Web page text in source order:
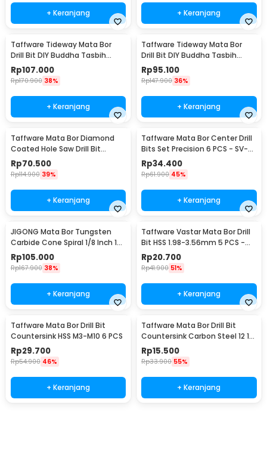
+ Keranjang + Keranjang
Taffware Tideway Mata Bor
Drill Bit DIY Buddha Tasbih
Beads 2mm 2 PCS 8mm
Rp107.000
Rp170.900 38%
+ Keranjang
Taffware Tideway Mata Bor
Drill Bit DIY Buddha Tasbih
Beads 2mm 2 PCS 12mm
Rp95.100
Rp147.900 36%
+ Keranjang
Taffware Mata Bor Diamond
Coated Hole Saw Drill Bit
6mm-50mm 15 PCS - GJ0105
Rp70.500
Rp114.900 39%
+ Keranjang
Taffware Mata Bor Center Drill
Bits Set Precision 6 PCS - SV-
VDB25
Rp34.400
Rp61.900 45%
+ Keranjang
JIGONG Mata Bor Tungsten
Carbide Cone Spiral 1/8 Inch 10
PCS - JG8
Rp105.000
Rp167.900 38%
+ Keranjang
Taffware Vastar Mata Bor Drill
Bit HSS 1.98-3.56mm 5 PCS -
SV-VDB26
Rp20.700
Rp41.900 51%
+ Keranjang
Taffware Mata Bor Drill Bit
Countersink HSS M3-M10 6 PCS
Rp29.700
Rp54.900 46%
+ Keranjang
Taffware Mata Bor Drill Bit
Countersink Carbon Steel 12 16
19mm 3 PCS
Rp15.500
Rp33.900 55%
+ Keranjang